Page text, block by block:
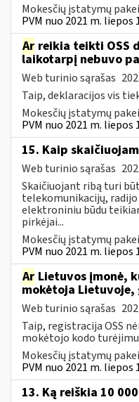
Mokesčių įstatymų
PVM nuo 2021 m. liepos
Ar reikia teikti OSS
laikotarpį nebuvo
Web turinio sąrašas
Taip, deklaracijos vis
Mokesčių įstatymų
PVM nuo 2021 m. liepos
15. Kaip
Web turinio sąrašas
Skaičiuojant ribą turi
telekomunikacijų, radijo
elektroniniu būdu
pirkėjai...
Mokesčių įstatymų
PVM nuo 2021 m. liepos
Ar Lietuvos įmonė,
mokėtoja
Web turinio sąrašas
Taip, registracija OSS
mokėtojo kodo
Mokesčių įstatymų
PVM nuo 2021 m. liepos
13. Ką reiškia 10